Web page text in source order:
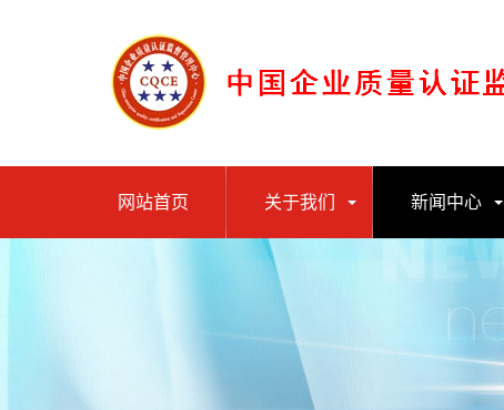
网站首页 关于我们 新闻中心